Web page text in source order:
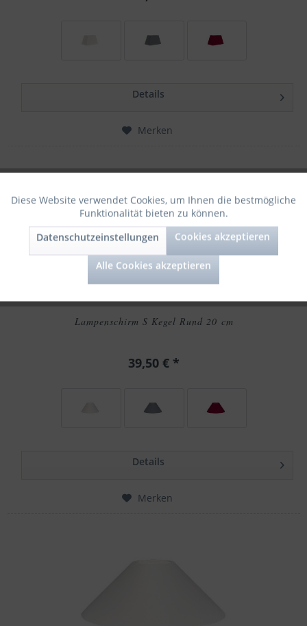
Details
Merken
Lampenschirm S Kegel Rund 20 cm
39,50 € *
Details
Merken
Funktionale Aktiv
Marketing Aktiv
Diese Website verwendet Cookies, um Ihnen die bestmögliche
Funktionalität bieten zu können.
Datenschutzeinstellungen
Cookies akzeptieren
Alle Cookies akzeptieren